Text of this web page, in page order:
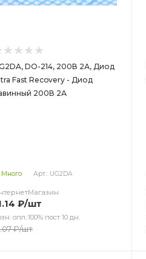
DO-214, 200В 2А, Диод
Fast Recovery - Диод
200В 2А
Много Арт.: UG2DA
₽/шт
опл.:100% пост 10 дн.
₽/шт